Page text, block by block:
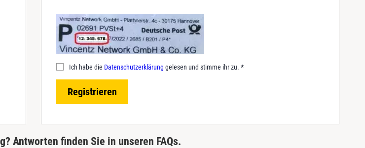
Ich habe die Datenschutzerklärung gelesen und stimme ihr zu. *
Registrieren
Antworten finden Sie in unseren FAQs.